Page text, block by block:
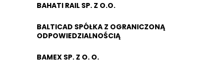
BAHATI RAIL SP. Z O.O.
BALTICAD SPÓŁKA Z OGRANICZONĄ
ODPOWIEDZIALNOŚCIĄ
BAMEX SP. Z O. O.